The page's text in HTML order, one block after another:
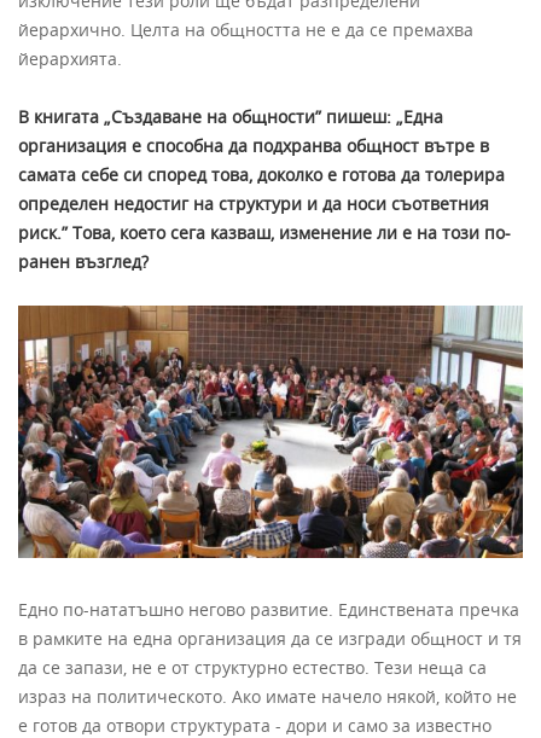
йерархично. Целта на общността не е да се премахва
йерархията.
В книгата „Създаване на общности” пишеш: „Една
организация е способна да подхранва общност вътре в
самата себе си според това, доколко е готова да толерира
определен недостиг на структури и да носи съответния
риск.” Това, което сега казваш, изменение ли е на този по-
ранен възглед?
Едно по-нататъшно негово развитие. Единствената пречка
в рамките на една организация да се изгради общност и тя
да се запази, не е от структурно естество. Тези неща са
израз на политическото. Ако имате начело някой, който не
е готов да отвори структурата - дори и само за известно